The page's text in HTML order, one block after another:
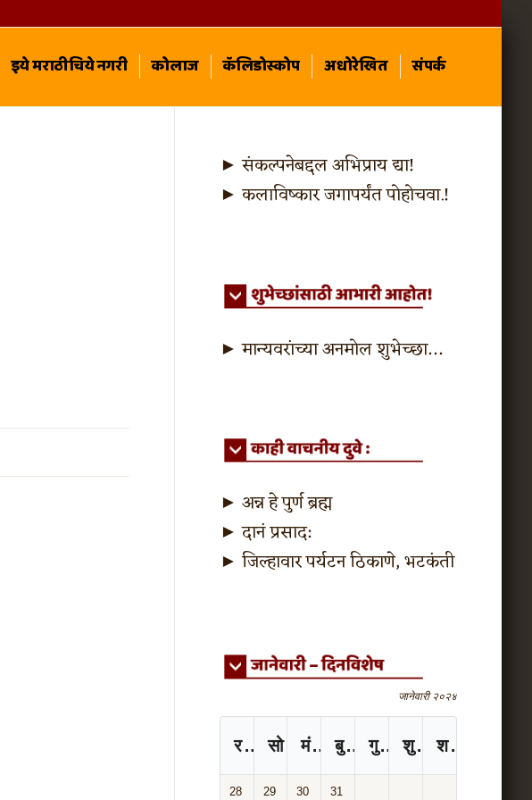
इये मराठीचिये नगरी कोलाज कॅलिडोस्कोप अधोरेखित संपर्क
► संकल्पनेबद्दल अभिप्राय द्या!
► कलाविष्कार जगापर्यंत पोहोचवा.!
► मान्यवरांच्या अनमोल शुभेच्छा…
► अन्न हे पुर्ण ब्रह्म
►दानं प्रसाद:
► जिल्हावार पर्यटन ठिकाणे, भटकंती
रविवार सोमवार मंगळवार बुधवार गुरुवार शुक्रवार शनिवार
जानेवारी २०२४
28 29 30 31